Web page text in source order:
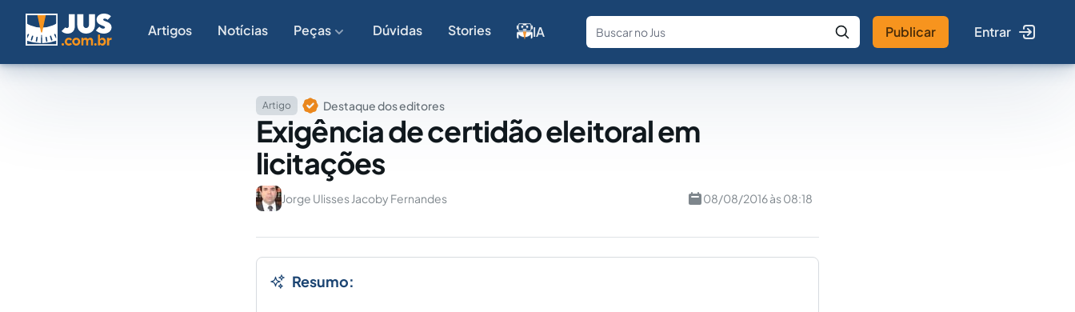
Artigos Notícias Peças Dúvidas Stories IA
Fale com a IA Buscar no Jus
Publicar Entrar
Artigo Destaque dos editores
Exigência de certidão eleitoral em
licitações
Jorge Ulisses Jacoby Fernandes 08/08/2016 às 08:18
Resumo: